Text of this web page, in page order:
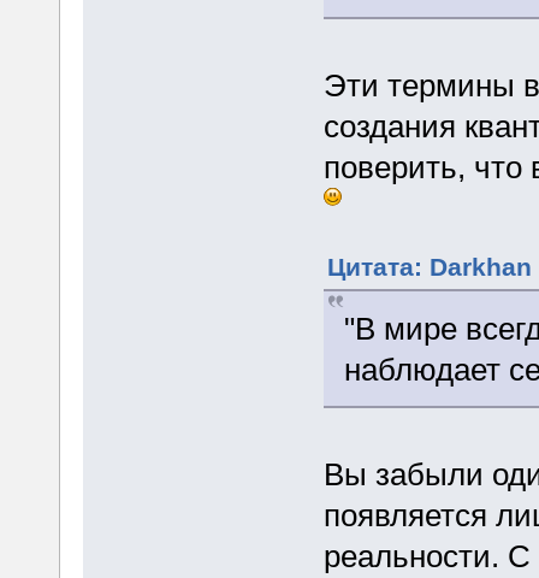
Эти термины
создания
поверить,
Цитата:
"В мире
наблюдает
Вы забыли
появляется
реальности. С